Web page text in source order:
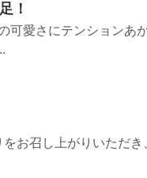
！
可愛さにテンションあ
がりいただき